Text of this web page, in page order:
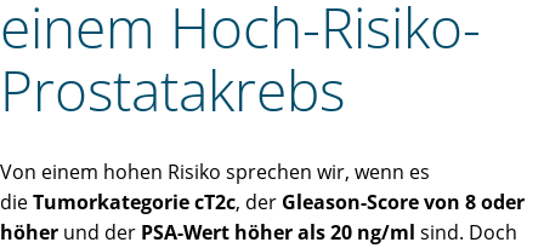
einem Hoch-Risiko-
Prostatakrebs
Von einem hohen Risiko sprechen wir, wenn es
dieTumorkategorie cT2c, der Gleason-Score von 8 oder
höher und der PSA-Wert höher als 20 ng/ml sind. Doch